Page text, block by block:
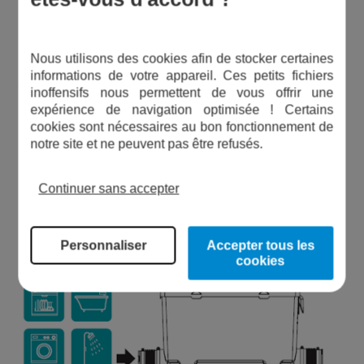
Schéma d'installation des GEOCLEAN
Nous utilisons des cookies afin de stocker certaines
informations de votre appareil. Ces petits fichiers
inoffensifs nous permettent de vous offrir une
expérience de navigation optimisée ! Certains
cookies sont nécessaires au bon fonctionnement de
notre site et ne peuvent pas être refusés.
Continuer sans accepter
Personnaliser
Accepter tous les
cookies